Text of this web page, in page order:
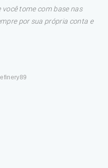
você tome com base nas
por sua própria conta e